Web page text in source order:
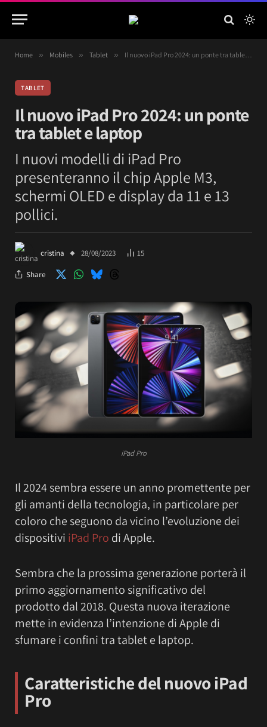
Home » Mobiles » Tablet » Il nuovo iPad Pro 2024: un ponte tra tablet e laptop
TABLET
Il nuovo iPad Pro 2024: un ponte
tra tablet e laptop
I nuovi modelli di iPad Pro
presenteranno il chip Apple M3,
schermi OLED e display da 11 e 13
pollici.
cristina 28/08/2023 15
Share
iPad Pro
Il 2024 sembra essere un anno promettente per
gli amanti della tecnologia, in particolare per
coloro che seguono da vicino l’evoluzione dei
dispositivi iPad Pro di Apple.
Sembra che la prossima generazione porterà il
primo aggiornamento significativo del
prodotto dal 2018. Questa nuova iterazione
mette in evidenza l’intenzione di Apple di
sfumare i confini tra tablet e laptop.
Caratteristiche del nuovo iPad
Pro